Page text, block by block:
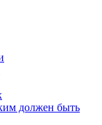
должен быть